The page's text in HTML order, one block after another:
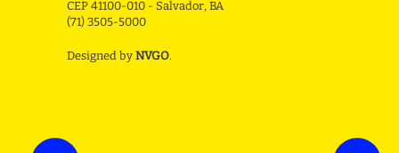
CEP 41100-010 - Salvador, BA
(71) 3505-5000
Designed by NVGO.